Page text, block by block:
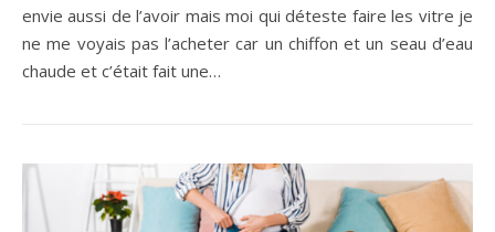
envie aussi de l’avoir mais moi qui déteste faire les vitre je
ne me voyais pas l’acheter car un chiffon et un seau d’eau
chaude et c’était fait une…